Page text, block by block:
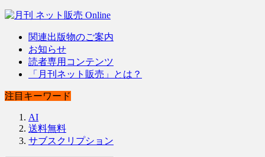
関連出版物のご案内
お知らせ
読者専用コンテンツ
「月刊ネット販売」とは？
注目キーワード
AI
送料無料
サブスクリプション